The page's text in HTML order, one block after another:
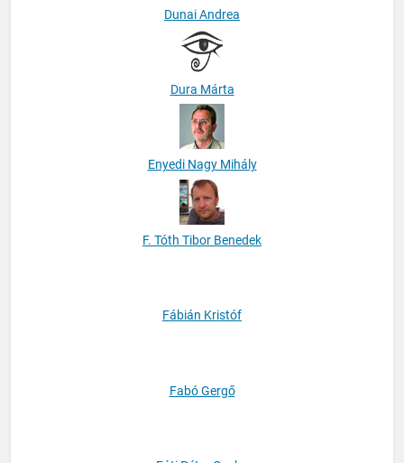
Dunai Andrea
Dura Márta
Enyedi Nagy Mihály
F. Tóth Tibor Benedek
Fábián Kristóf
Fabó Gergő